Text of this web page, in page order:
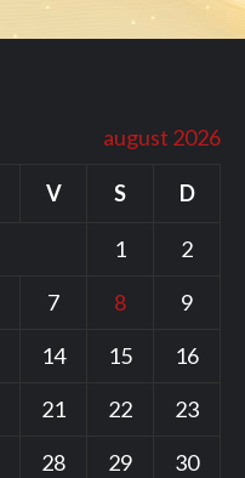
august 2026
V S D
1
2
7 8
9
14 15
16
21 22
23
28 29
30